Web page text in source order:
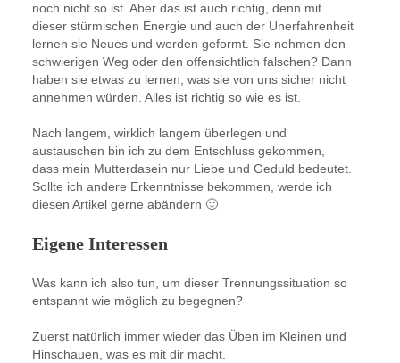
noch nicht so ist. Aber das ist auch richtig, denn mit
dieser stürmischen Energie und auch der Unerfahrenheit
lernen sie Neues und werden geformt. Sie nehmen den
schwierigen Weg oder den offensichtlich falschen? Dann
haben sie etwas zu lernen, was sie von uns sicher nicht
annehmen würden. Alles ist richtig so wie es ist.
Nach langem, wirklich langem überlegen und
austauschen bin ich zu dem Entschluss gekommen,
dass mein Mutterdasein nur Liebe und Geduld bedeutet.
Sollte ich andere Erkenntnisse bekommen, werde ich
diesen Artikel gerne abändern 🙂
Eigene Interessen
Was kann ich also tun, um dieser Trennungssituation so
entspannt wie möglich zu begegnen?
Zuerst natürlich immer wieder das Üben im Kleinen und
Hinschauen, was es mit dir macht.